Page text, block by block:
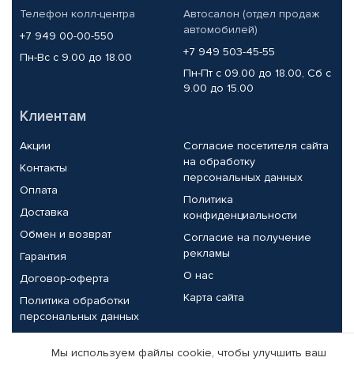
Телефон колл-центра
+7 949 00-00-550
Пн-Вс с 9.00 до 18.00
Автосалон (отдел продаж
автомобилей)
+7 949 503-45-55
Пн-Пт с 09.00 до 18.00, Сб с
9.00 до 15.00
Клиентам
Акции
Контакты
Оплата
Доставка
Обмен и возврат
Гарантия
Договор-оферта
Политика обработки
персональных данных
Согласие посетителя сайта
на обработку
персональных данных
Политика
конфиденциальности
Согласие на получение
рекламы
О нас
Карта сайта
Партнерам
Мы используем файлы cookie, чтобы улучшить ваш